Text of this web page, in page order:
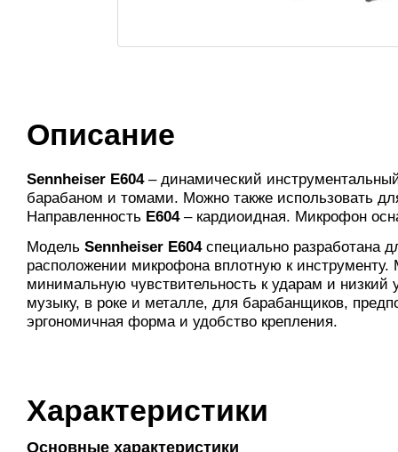
Описание
Sennheiser E604– динамический
барабаном и томами. Можно также использовать
Направленность E604 – кардиоидная. Микрофон
Модель Sennheiser E604специально разработана
расположении микрофона вплотную к
минимальную чувствительность к ударам и
музыку, в роке и металле, для барабанщиков,
эргономичная форма и удобство крепления.
Характеристики
Основные характеристики